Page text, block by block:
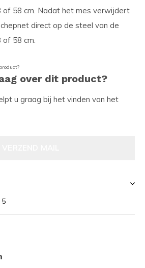
of 58 cm. Nadat het mes verwijdert
direct op de steel van de
of 58 cm.
over dit product?
u graag bij het vinden van het
5